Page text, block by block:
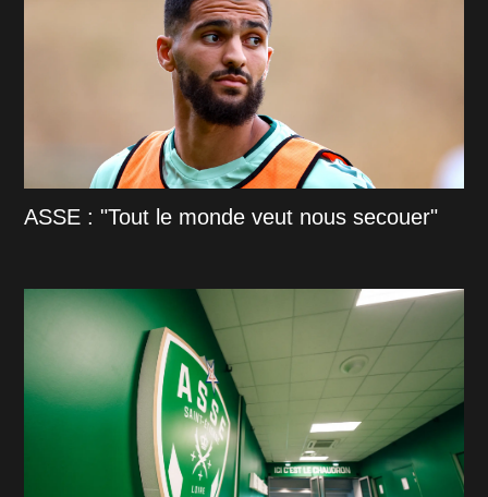
ASSE : "Tout le monde veut nous secouer"